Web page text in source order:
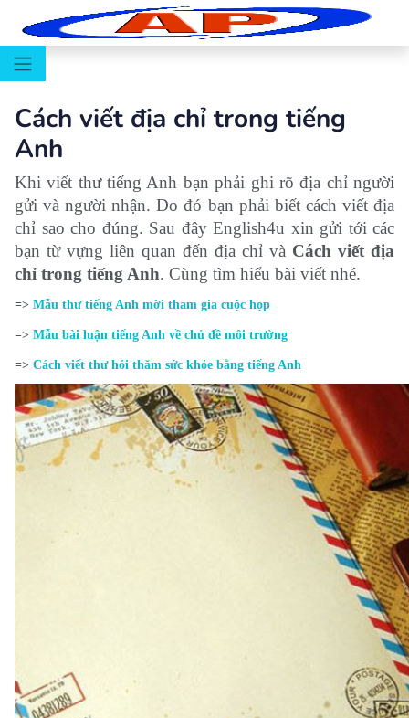
Cách viết địa chỉ trong tiếng
Anh
Khi viết thư tiếng Anh bạn phải ghi rõ địa chỉ người
gửi và người nhận. Do đó bạn phải biết cách viết địa
chỉ sao cho đúng. Sau đây English4u xin gửi tới các
bạn từ vựng liên quan đến địa chỉ và Cách viết địa
chỉ trong tiếng Anh. Cùng tìm hiểu bài viết nhé.
=> Mẫu thư tiếng Anh mời tham gia cuộc họp
=> Mẫu bài luận tiếng Anh về chủ đề môi trường
=> Cách viết thư hỏi thăm sức khỏe bằng tiếng Anh